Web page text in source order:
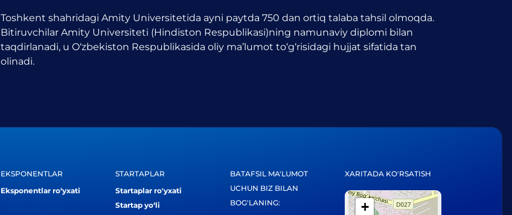
Toshkent shahridagi Amity Universitetida ayni paytda 750 dan ortiq talaba tahsil olmoqda.
Bitiruvchilar Amity Universiteti (Hindiston Respublikasi)ning namunaviy diplomi bilan
taqdirlanadi, u O‘zbekiston Respublikasida oliy ma’lumot to‘g‘risidagi hujjat sifatida tan
olinadi.
EKSPONENTLAR
Eksponentlar ro‘yxati
STARTAPLAR
Startaplar ro'yxati
Startap yo‘li
BATAFSIL MA'LUMOT
UCHUN BIZ BILAN
BOG'LANING:
XARITADA KO'RSATISH
+